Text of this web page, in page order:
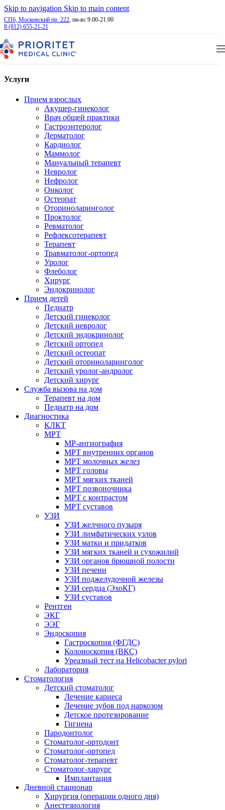
Skip to navigation Skip to main content
СПб, Московский пр. 222, пн-вс 9.00-21.00
8 (812) 655-21-21
Услуги
Прием взрослых
Акушер-гинеколог
Врач общей практики
Гастроэнтеролог
Дерматолог
Кардиолог
Маммолог
Мануальный терапевт
Невролог
Нефролог
Онколог
Остеопат
Оториноларинголог
Проктолог
Ревматолог
Рефлексотерапевт
Терапевт
Травматолог-ортопед
Уролог
Флеболог
Хирург
Эндокринолог
Прием детей
Педиатр
Детский гинеколог
Детский невролог
Детский эндокринолог
Детский ортопед
Детский остеопат
Детский оториноларинголог
Детский уролог-андролог
Детский хирург
Служба вызова на дом
Терапевт на дом
Педиатр на дом
Диагностика
КЛКТ
МРТ
МР-ангиография
МРТ внутренних органов
МРТ молочных желез
МРТ головы
МРТ мягких тканей
МРТ позвоночника
МРТ с контрастом
МРТ суставов
УЗИ
УЗИ желчного пузыря
УЗИ лимфатических узлов
УЗИ матки и придатков
УЗИ мягких тканей и сухожилий
УЗИ органов брюшной полости
УЗИ печени
УЗИ поджелудочной железы
УЗИ сердца (ЭхоКГ)
УЗИ суставов
Рентген
ЭКГ
ЭЭГ
Эндоскопия
Гастроскопия (ФГДС)
Колоноскопия (ВКС)
Уреазный тест на Helicobacter pylori
Лаборатория
Стоматология
Детский стоматолог
Лечение кариеса
Лечение зубов под наркозом
Детское протезирование
Гигиена
Пародонтолог
Стоматолог-ортодонт
Стоматолог-ортопед
Стоматолог-терапевт
Стоматолог-хирург
Имплантация
Дневной стационар
Хирургия (операции одного дня)
Анестезиология